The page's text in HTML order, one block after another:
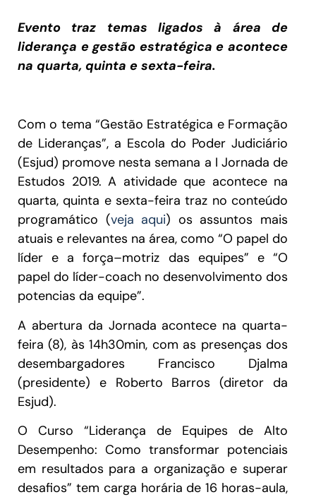
Evento traz temas ligados à área de
liderança e gestão estratégica e acontece
na quarta, quinta e sexta-feira.
Com o tema “Gestão Estratégica e Formação
de Lideranças”, a Escola do Poder Judiciário
(Esjud) promove nesta semana a I Jornada de
Estudos 2019. A atividade que acontece na
quarta, quinta e sexta-feira traz no conteúdo
programático (veja aqui) os assuntos mais
atuais e relevantes na área, como “O papel do
líder e a força–motriz das equipes” e “O
papel do líder-coach no desenvolvimento dos
potencias da equipe”.
A abertura da Jornada acontece na quarta-
feira (8), às 14h30min, com as presenças dos
desembargadores Francisco Djalma
(presidente) e Roberto Barros (diretor da
Esjud).
O Curso “Liderança de Equipes de Alto
Desempenho: Como transformar potenciais
em resultados para a organização e superar
desafios” tem carga horária de 16 horas-aula,